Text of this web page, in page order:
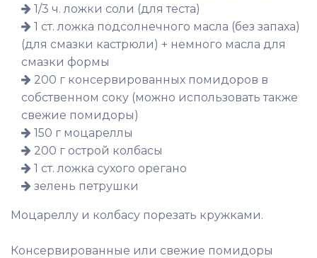
1/3 ч. ложки соли (для теста)
1 ст. ложка подсолнечного масла (без запаха)
(для смазки кастрюли) + немного масла для
смазки формы
200 г консервированных помидоров в
собственном соку (можно использовать также
свежие помидоры)
150 г моцареллы
200 г острой колбасы
1 ст. ложка сухого орегано
зелень петрушки
Моцареллу и колбасу порезать кружками.
Консервированные или свежие помидоры